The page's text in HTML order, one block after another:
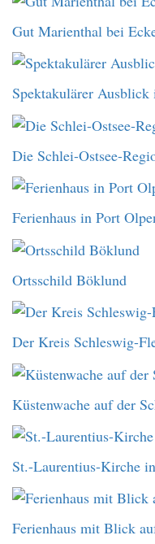
Gut Marienthal bei
Spektakulärer
Die Schlei-Ostsee-
Ferienhaus in Port
Ortsschild Böklund
Der Kreis Schleswig-
Küstenwache auf der
St.-Laurentius-Kirche
Ferienhaus mit Blick